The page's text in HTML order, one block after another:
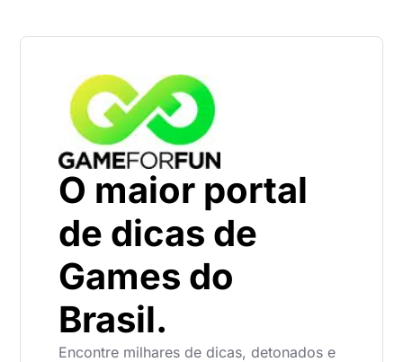
O maior portal
de dicas de
Games do
Brasil.
Encontre milhares de dicas, detonados e